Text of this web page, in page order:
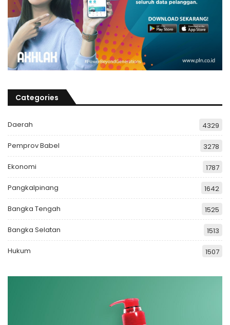
Categories
Daerah 4329
Pemprov Babel 3278
Ekonomi 1787
Pangkalpinang 1642
Bangka Tengah 1525
Bangka Selatan 1513
Hukum 1507